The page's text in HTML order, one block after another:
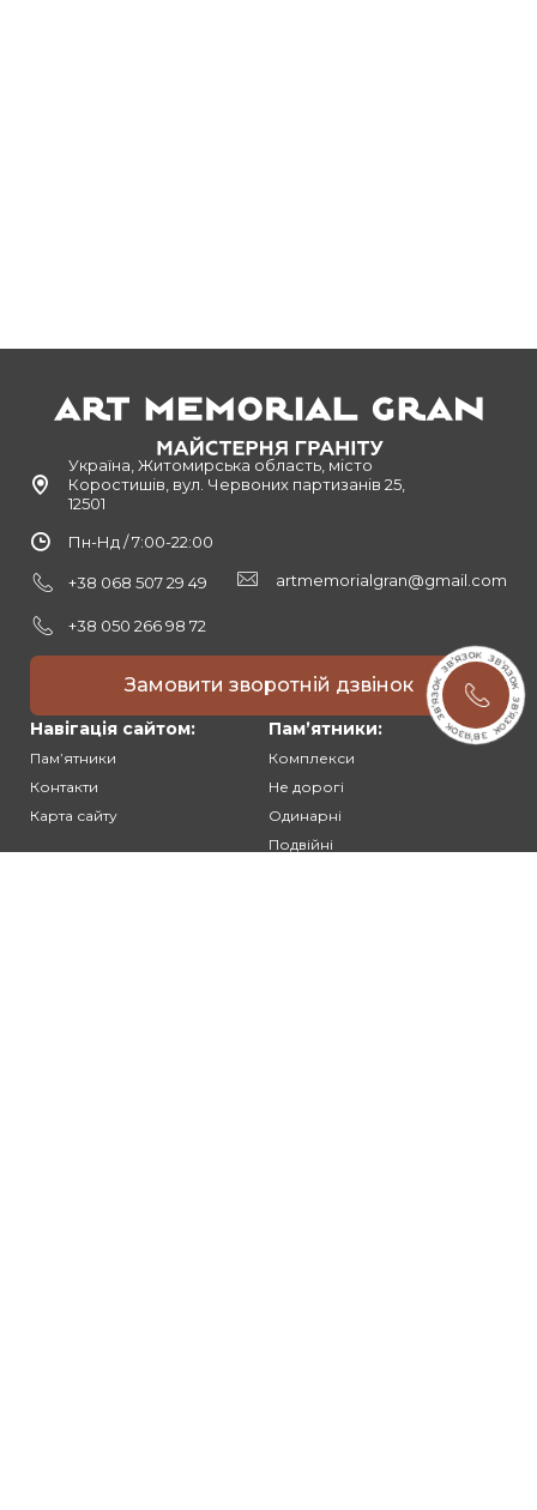
Україна, Житомирська область, місто
Коростишів, вул. Червоних партизанів 25,
12501
Пн-Нд / 7:00-22:00
+38 068 507 29 49
+38 050 266 98 72
artmemorialgran@gmail.com
Замовити зворотній дзвінок
Навігація сайтом:
Памʼятники
Контакти
Карта сайту
Памʼятники:
Комплекси
Не дорогі
Одинарні
Подвійні